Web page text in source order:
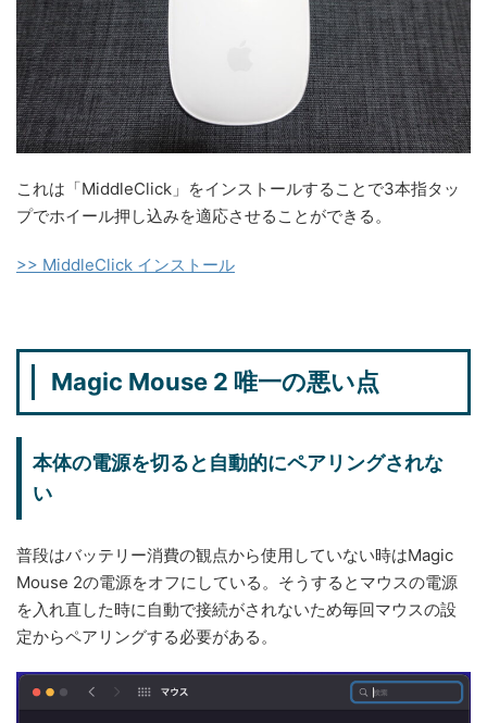
これは「MiddleClick」をインストールすることで3本指タッ
プでホイール押し込みを適応させることができる。
>> MiddleClick インストール
Magic Mouse 2 唯一の悪い点
本体の電源を切ると自動的にペアリングされな
い
普段はバッテリー消費の観点から使用していない時はMagic
Mouse 2の電源をオフにしている。そうするとマウスの電源
を入れ直した時に自動で接続がされないため毎回マウスの設
定からペアリングする必要がある。